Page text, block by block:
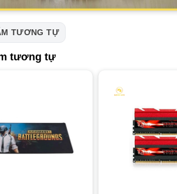
TƯƠNG TỰ
tương tự